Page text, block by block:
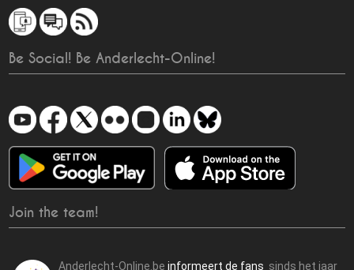
Be Social! Be Anderlecht-Online!
Join the team!
Anderlecht-Online.beinformeert de fans sinds het jaar